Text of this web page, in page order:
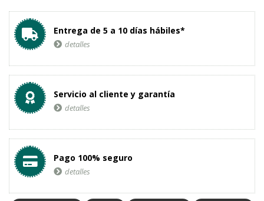
Entrega de 5 a 10 días hábiles*
detalles
Servicio al cliente y garantía
detalles
Pago 100% seguro
detalles